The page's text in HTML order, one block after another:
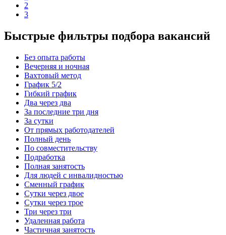
2
3
Быстрые фильтры подбора вакансий
Без опыта работы
Вечерняя и ночная
Вахтовый метод
График 5/2
Гибкий график
Два через два
За последние три дня
За сутки
От прямых работодателей
Полный день
По совместительству
Подработка
Полная занятость
Для людей с инвалидностью
Сменный график
Сутки через двое
Сутки через трое
Три через три
Удаленная работа
Частичная занятость